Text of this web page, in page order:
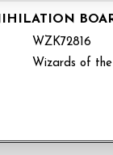
WZK72816
Wizards of